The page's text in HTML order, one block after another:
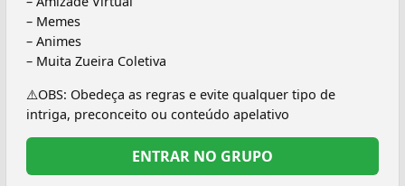
– Memes
– Animes
– Muita Zueira Coletiva
⚠️OBS: Obedeça as regras e evite qualquer tipo de
intriga, preconceito ou conteúdo apelativo
ENTRAR NO GRUPO